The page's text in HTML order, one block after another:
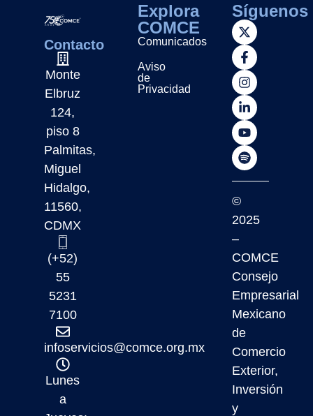
Contacto
Monte
Elbruz
124,
piso 8
Palmitas,
Miguel
Hidalgo,
11560,
CDMX
(+52)
55
5231
7100
infoservicios@comce.org.mx
Lunes
a
Explora
COMCE
Comunicados
Aviso
de
Privacidad
Síguenos
©
2025
–
COMCE
Consejo
Empresarial
Mexicano
de
Comercio
Exterior,
Inversión
y